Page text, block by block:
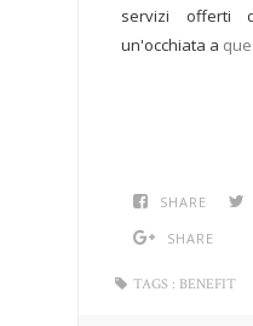
servizi offerti
un'occhiata a
SHARE
SHARE
TAGS : BENEFIT